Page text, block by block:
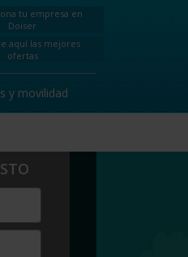
tu empresa en
Doiser
aquí las mejores
ofertas
y movilidad